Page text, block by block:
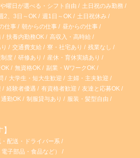
曜日が選べる・シフト自由
土日祝のみ勤務
2、3日～OK 週1日～OK
土日祝休み
仕事 朝からの仕事
昼からの仕事
扶養内勤務OK
高収入・高時給
交通費支給 寮・社宅あり
残業なし
度 研修あり
産休・育休実績あり
無資格OK
副業・WワークOK
大学生・短大生歓迎
主婦・主夫歓迎
経験者優遇 有資格者歓迎
友達と応募OK
勤OK 制服貸与あり
服装・髪型自由
配送・ドライバー系
子部品・食品など）